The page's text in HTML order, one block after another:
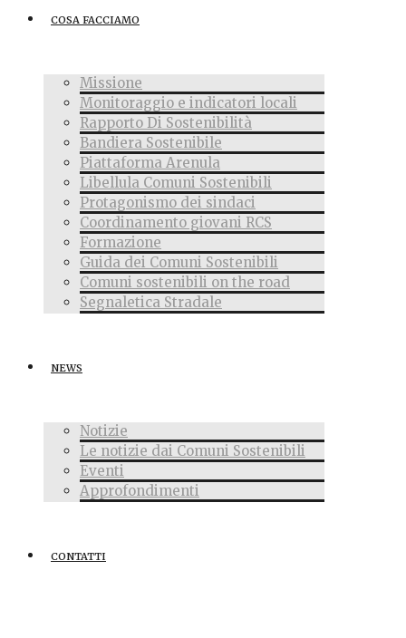
COSA FACCIAMO
Missione
Monitoraggio e indicatori locali
Rapporto Di Sostenibilità
Bandiera Sostenibile
Piattaforma Arenula
Libellula Comuni Sostenibili
Protagonismo dei sindaci
Coordinamento giovani RCS
Formazione
Guida dei Comuni Sostenibili
Comuni sostenibili on the road
Segnaletica Stradale
NEWS
Notizie
Le notizie dai Comuni Sostenibili
Eventi
Approfondimenti
CONTATTI